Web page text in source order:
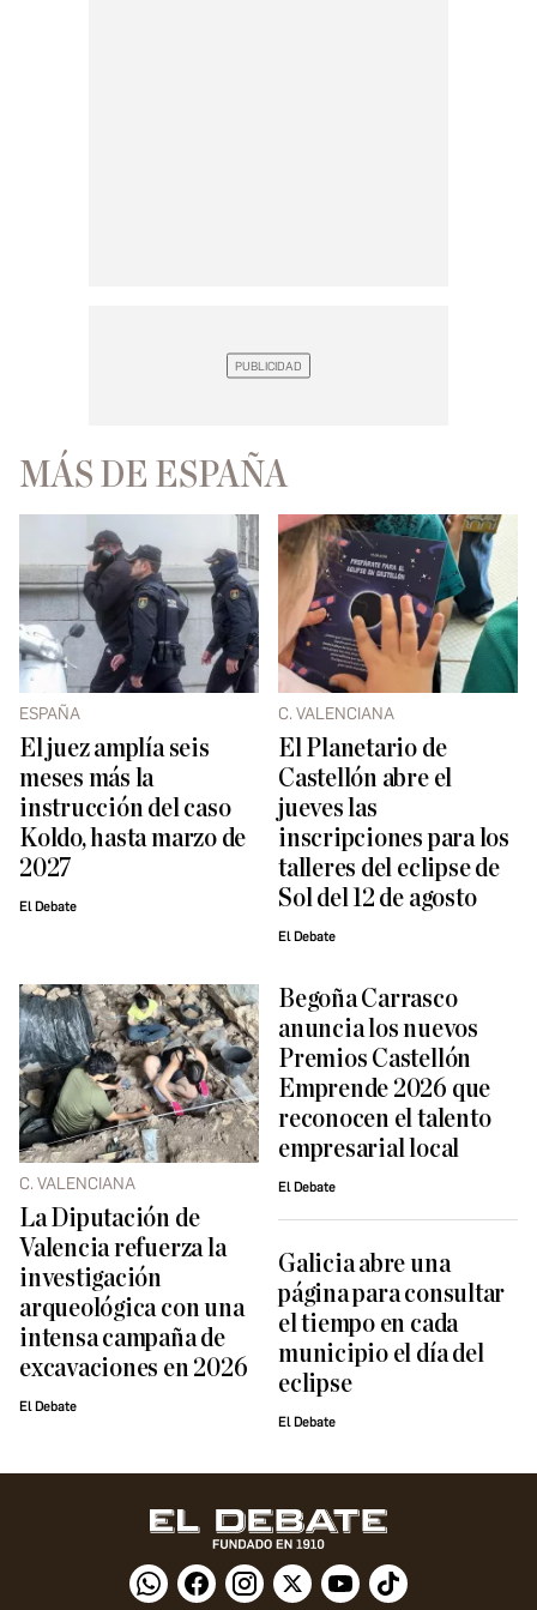
MÁS DE ESPAÑA
ESPAÑA
El juez amplía seis
meses más la
instrucción del caso
Koldo, hasta marzo de
2027
El Debate
C. VALENCIANA
El Planetario de
Castellón abre el
jueves las
inscripciones para los
talleres del eclipse de
Sol del 12 de agosto
El Debate
C. VALENCIANA
La Diputación de
Valencia refuerza la
investigación
arqueológica con una
intensa campaña de
excavaciones en 2026
El Debate
Begoña Carrasco
anuncia los nuevos
Premios Castellón
Emprende 2026 que
reconocen el talento
empresarial local
El Debate
Galicia abre una
página para consultar
el tiempo en cada
municipio el día del
eclipse
El Debate